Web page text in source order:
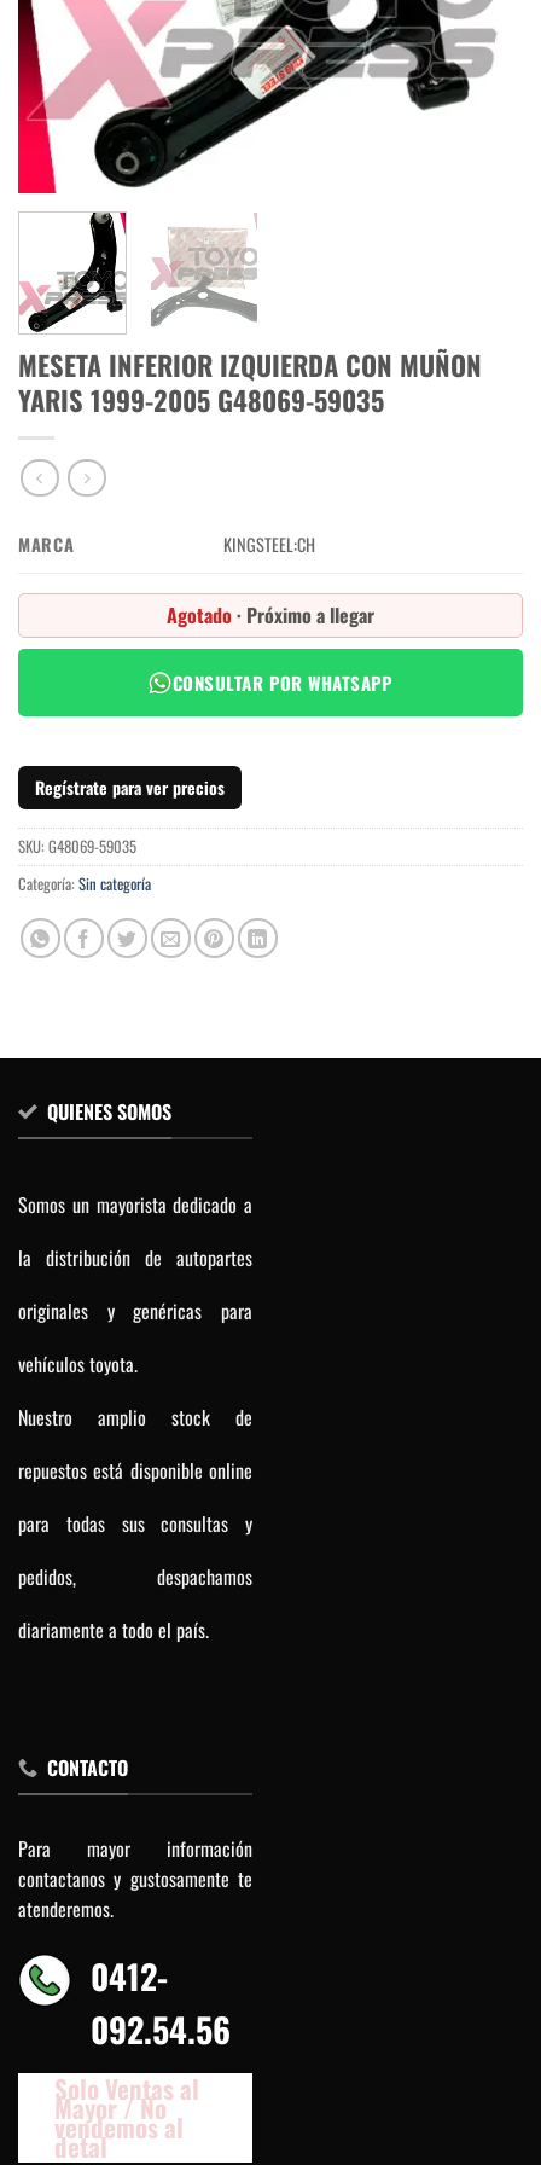
MESETA INFERIOR IZQUIERDA CON MUÑON
YARIS 1999-2005 G48069-59035
MARCA KINGSTEEL:CH
Agotado · Próximo a llegar
CONSULTAR POR WHATSAPP
Regístrate para ver precios
SKU: G48069-59035
Categoría: Sin categoría
QUIENES SOMOS
Somos un mayorista dedicado a
la distribución de autopartes
originales y genéricas para
vehículos toyota.
Nuestro amplio stock de
repuestos está disponible online
para todas sus consultas y
pedidos, despachamos
diariamente a todo el país.
CONTACTO
Para mayor información
contactanos y gustosamente te
atenderemos.
0412-
092.54.56
Solo Ventas al
Mayor / No
vendemos al
detal